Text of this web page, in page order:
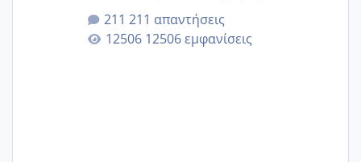
211 απαντήσεις
12506 εμφανίσεις